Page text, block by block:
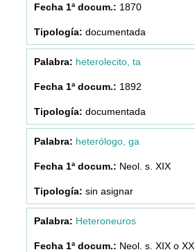
1870
documentada
heterolecito, ta
1892
documentada
heterólogo, ga
Neol. s. XIX
sin asignar
Heteroneuros
Neol. s. XIX o XX